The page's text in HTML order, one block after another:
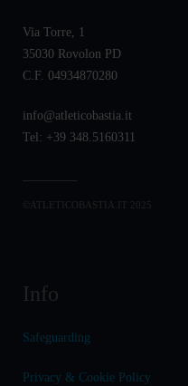
Via Torre, 1
35030 Rovolon PD
C.F. 04934870280
info@atleticobastia.it
Tel: +39 348.5160311
©ATLETICOBASTIA.IT 2025
Info
Safeguarding
Privacy & Cookie Policy